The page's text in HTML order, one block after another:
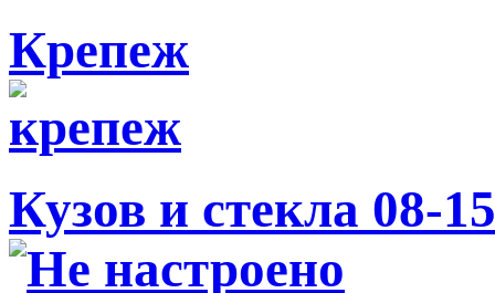
Крепеж
Кузов и стекла 08-15